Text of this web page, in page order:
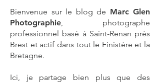
Bienvenue sur le blog de Marc Glen
Photographie, photographe
professionnel basé à Saint-Renan près
Brest et actif dans tout le Finistère et la
Bretagne.
Ici, je partage bien plus que des